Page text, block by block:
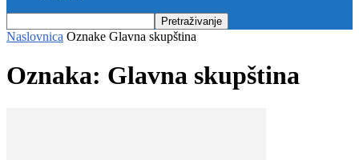
Naslovnica Oznake Glavna skupština
Oznaka: Glavna skupština